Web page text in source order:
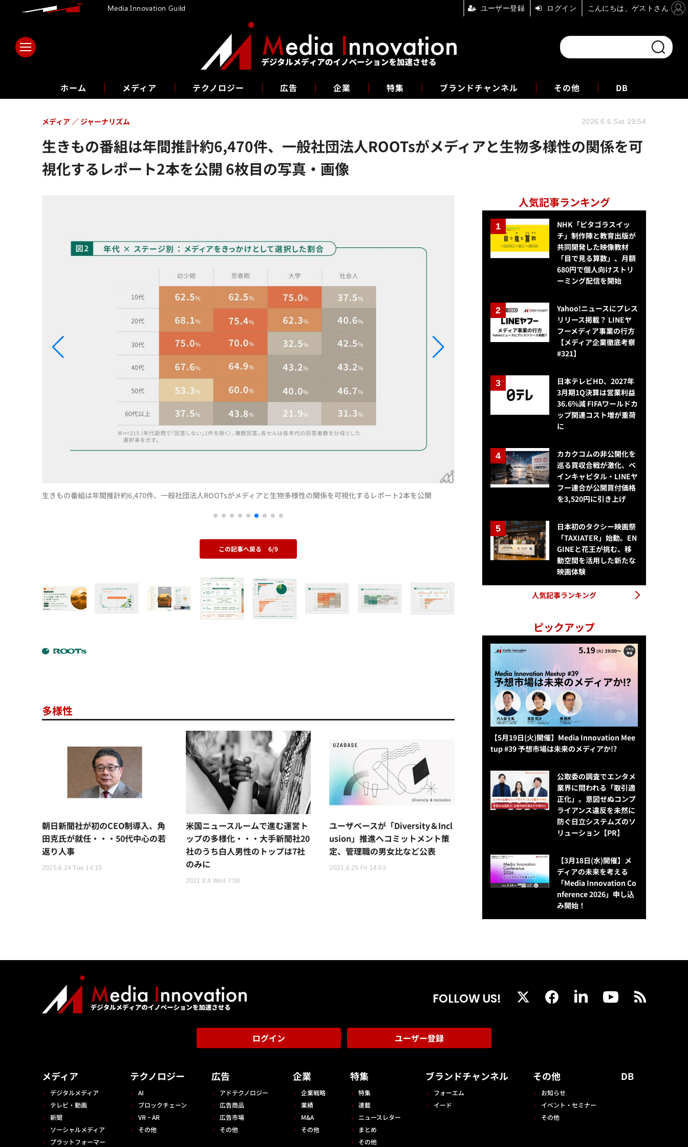
ホーム メディア テクノロジー 広告 企業 特集 ブランドチャンネル
フォーエム その他 DB
生きもの番組は年間推計約6,470件、一般社団法人ROOTsがメディアと生物多様性の関係を可
視化するレポート2本を公開 6枚目の写真・画像
メディア ジャーナリズム 2026.6.6 Sat 19:54
生きもの番組は年間推計約6,470件、一般社団法人ROOTsがメディアと生物多様性の関係を可視化するレポート2本を公開
生きもの番組は年間推計約6,470件、一般社団法人ROOTsがメディア
この記事へ戻る 6/9
多様性
朝日新聞社が初のCEO制導入、角
田克氏が就任・・・50代中心の若
返り人事
2025.6.24 Tue 14:15
米国ニュースルームで進む運営ト
ップの多様化・・・大手新聞社20
社のうち白人男性のトップは7社
のみに
2021.8.4 Wed 7:00
ユーザベースが「Diversity＆Incl
usion」推進へコミットメント策
定、管理職の男女比など公表
2021.6.25 Fri 14:03
人気記事ランキング
NHK「ピタゴラスイッ
チ」制作陣と教育出版が
共同開発した映像教材
「目で見る算数」、月額
680円で個人向けストリ
ーミング配信を開始
Yahoo!ニュースにプレス
リリース掲載？ LINEヤ
フーメディア事業の行方
【メディア企業徹底考察
#321】
日本テレビHD、2027年
3月期1Q決算は営業利益
36.6%減 FIFAワールドカ
ップ関連コスト増が重荷
に
カカクコムの非公開化を
巡る買収合戦が激化、ベ
インキャピタル・LINEヤ
フー連合が公開買付価格
を3,520円に引き上げ
日本初のタクシー映画祭
「TAXIATER」始動。EN
GINEと花王が挑む、移
動空間を活用した新たな
映画体験
人気記事ランキング
ピックアップ
【5月19日(火)開催】Media Innovation Mee
tup #39 予想市場は未来のメディアか!?
公​​取委の調査でエンタメ
業界に問われる「取引適
正化」。意図せぬコンプ
ライアンス違反を未然に
防ぐ日立システムズのソ
リューション​【PR】
【3月18日(水)開催】メ
ディアの未来を考える
「Media Innovation Co
nference 2026」申し込
み開始！
FOLLOW US!
ログイン ユーザー登録
メディア
デジタルメディア
テレビ・動画
新聞
ソーシャルメディア
プラットフォーマー
テクノロジー
AI
ブロックチェーン
VR・AR
その他
広告
アドテクノロジー
広告商品
広告市場
その他
企業
企業戦略
業績
M&A
その他
特集
特集
連載
ニュースレター
まとめ
その他
ブランドチャンネル
フォーエム
イード
その他
お知らせ
イベント・セミナー
その他
DB
Media Innovation Guild ユーザー登録 ログイン こんにちは、ゲストさん